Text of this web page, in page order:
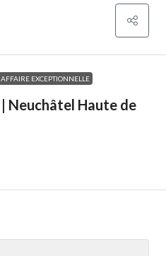
AFFAIRE EXCEPTIONNELLE
Neuchâtel Haute de